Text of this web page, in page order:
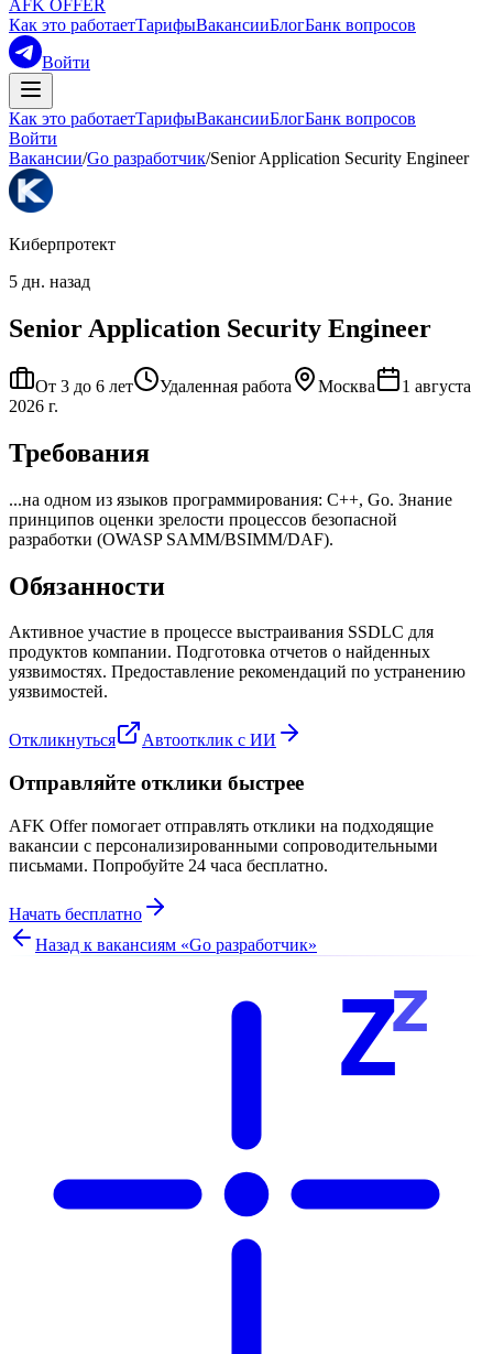
AFK OFFER
Как это работаетТарифыВакансииБлогБанк вопросов
Войти
Как это работаетТарифыВакансииБлогБанк вопросов
Войти
Вакансии/Go разработчик/Senior Application Security Engineer
Киберпротект
5 дн. назад
Senior Application Security Engineer
От 3 до 6 лет Удаленная работа Москва
1 августа
2026 г.
Требования
...на одном из языков программирования: C++, Go. Знание
принципов оценки зрелости процессов безопасной
разработки (OWASP SAMM/BSIMM/DAF).
Обязанности
Активное участие в процессе выстраивания SSDLC для
продуктов компании. Подготовка отчетов о найденных
уязвимостях. Предоставление рекомендаций по устранению
уязвимостей.
Откликнуться Автоотклик с ИИ
Отправляйте отклики быстрее
AFK Offer помогает отправлять отклики на подходящие
вакансии с персонализированными сопроводительными
письмами. Попробуйте 24 часа бесплатно.
Начать бесплатно
Назад к вакансиям «Go разработчик»
Zz